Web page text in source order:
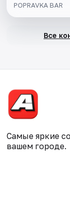
POPRAVKA BAR
Все
Самые яркие
вашем городе.